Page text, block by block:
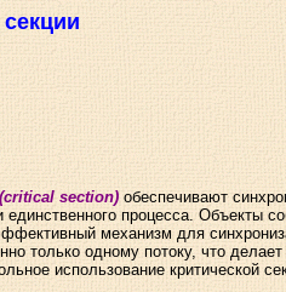
section) обеспечивают
единственного процесса. Объекты
механизм для
только одному потоку, что
использование критической